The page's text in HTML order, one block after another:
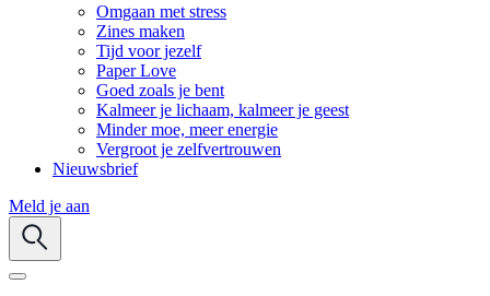
Omgaan met stress
Zines maken
Tijd voor jezelf
Paper Love
Goed zoals je bent
Kalmeer je lichaam, kalmeer je geest
Minder moe, meer energie
Vergroot je zelfvertrouwen
Nieuwsbrief
Meld je aan